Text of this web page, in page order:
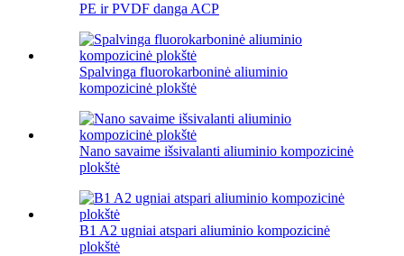
PE ir PVDF danga ACP
Spalvinga fluorokarboninė aliuminio
kompozicinė plokštė
Nano savaime išsivalanti aliuminio kompozicinė
plokštė
B1 A2 ugniai atspari aliuminio kompozicinė
plokštė